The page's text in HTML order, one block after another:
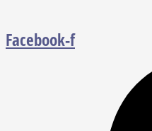
Facebook-f